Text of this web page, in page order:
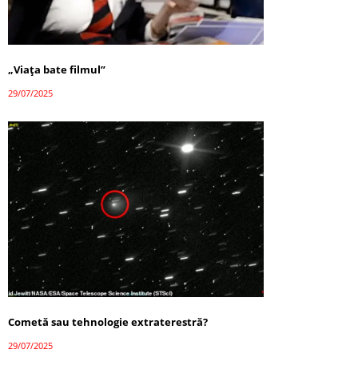
„Viața bate filmul”
29/07/2025
Cometă sau tehnologie extraterestră?
29/07/2025